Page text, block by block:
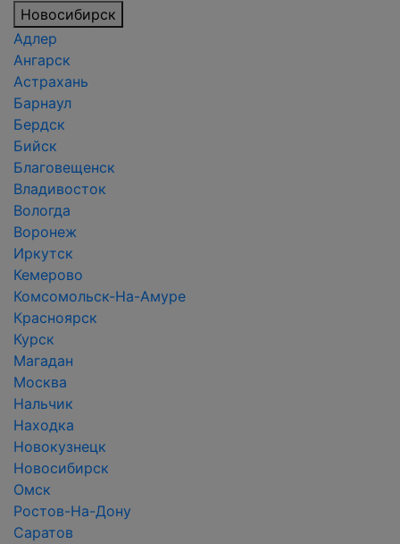
Новосибирск
Адлер
Ангарск
Астрахань
Барнаул
Бердск
Бийск
Благовещенск
Владивосток
Вологда
Воронеж
Иркутск
Кемерово
Комсомольск-На-Амуре
Красноярск
Курск
Магадан
Москва
Нальчик
Находка
Новокузнецк
Новосибирск
Омск
Ростов-На-Дону
Саратов